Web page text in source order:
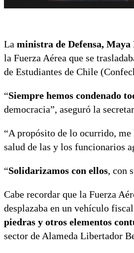
La ministra de Defensa, Maya
la Fuerza Aérea que se
de Estudiantes de Chile
“Siempre hemos condenado
democracia”, aseguró la
“A propósito de lo ocurrido, me
salud de las y los funcionarios
“Solidarizamos con ellos, con
Cabe recordar que la Fuerza
desplazaba en un vehículo
piedras y otros elementos
sector de Alameda Libertador